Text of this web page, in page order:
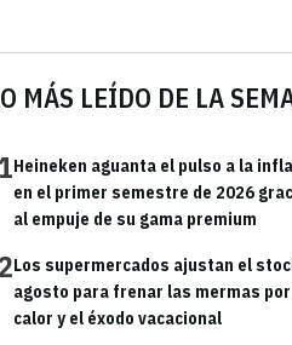
MÁS LEÍDO DE LA
1Heineken aguanta el pulso a la
en el primer semestre de 2026
al empuje de su gama premium
Los supermercados ajustan el
agosto para frenar las mermas
calor y el éxodo vacacional